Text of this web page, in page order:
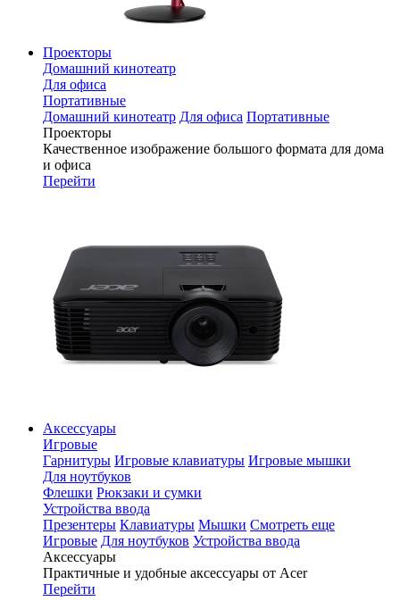
Проекторы
Домашний кинотеатр
Для офиса
Портативные
Домашний кинотеатр Для офиса Портативные
Проекторы
Качественное изображение большого формата для дома
и офиса
Перейти
Аксессуары
Игровые
Гарнитуры Игровые клавиатуры Игровые мышки
Для ноутбуков
Флешки Рюкзаки и сумки
Устройства ввода
Презентеры Клавиатуры Мышки Смотреть еще
Игровые Для ноутбуков Устройства ввода
Аксессуары
Практичные и удобные аксессуары от Acer
Перейти